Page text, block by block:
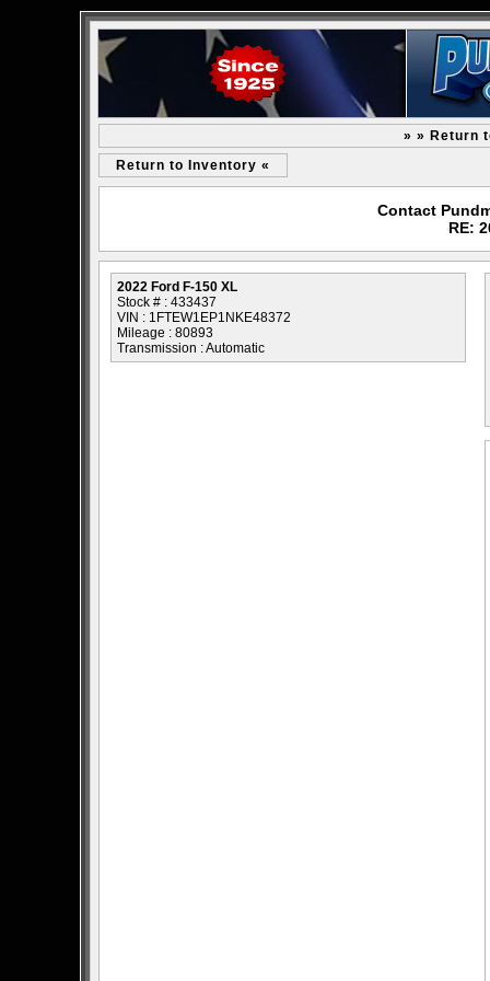
» » Return
Return to Inventory «
Contact
RE:
2022 Ford F-150 XL
Stock # : 433437
VIN : 1FTEW1EP1NKE48372
Mileage : 80893
Transmission : Automatic